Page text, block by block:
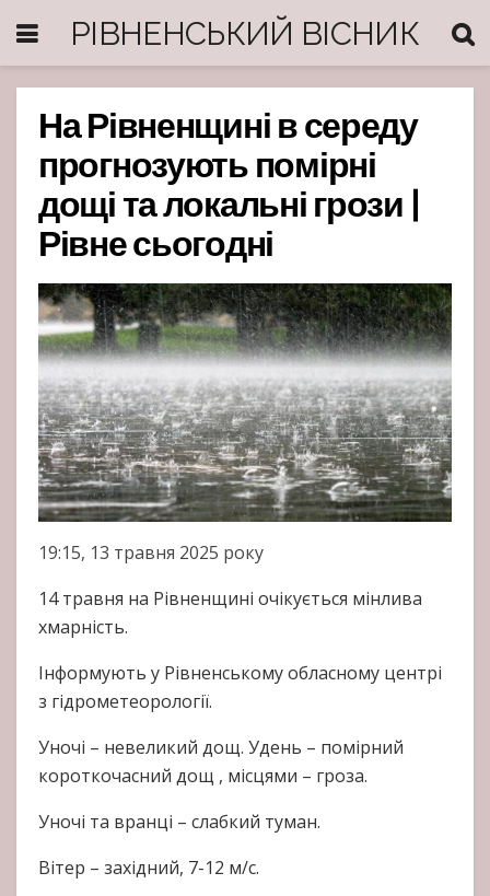
РІВНЕНСЬКИЙ ВІСНИК
На Рівненщині в середу
прогнозують помірні
дощі та локальні грози |
Рівне сьогодні
19:15, 13 травня 2025 року
14 травня на Рівненщині очікується мінлива
хмарність.
Інформують у Рівненському обласному центрі
з гідрометеорології.
Уночі – невеликий дощ. Удень – помірний
короткочасний дощ , місцями – гроза.
Уночі та вранці – слабкий туман.
Вітер – західний, 7-12 м/с.